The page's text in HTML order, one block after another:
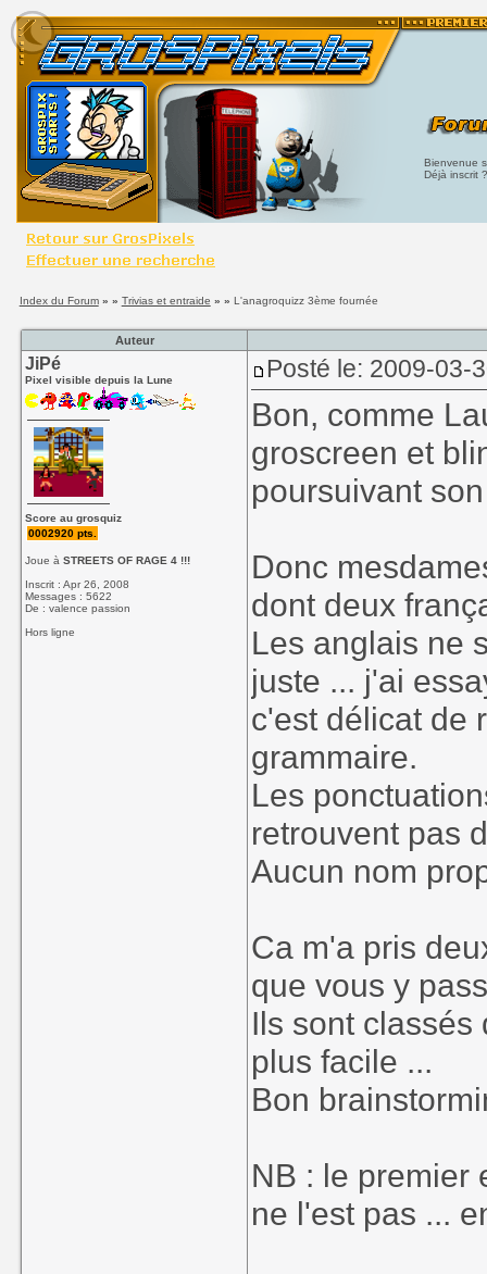
Bienvenue
Déjà inscrit
Index du Forum» » Trivias et entraide » » L'anagroquizz 3ème fournée
Auteur
JiPé
Pixel visible depuis la Lune
Score au grosquiz
0002920 pts.
Joue àSTREETS OF RAGE 4 !!!
Inscrit : Apr 26, 2008
Messages : 5622
De : valence passion
Hors ligne
Posté le: 2009-03-
Bon, comme
groscreen et
poursuivant
Donc
dont deux
Les anglais ne
juste ... j'ai
c'est délicat de
grammaire.
Les
retrouvent pas
Aucun nom
Ca m'a pris
que vous y
Ils sont classés
plus facile ...
Bon
NB : le premier
ne l'est pas ...